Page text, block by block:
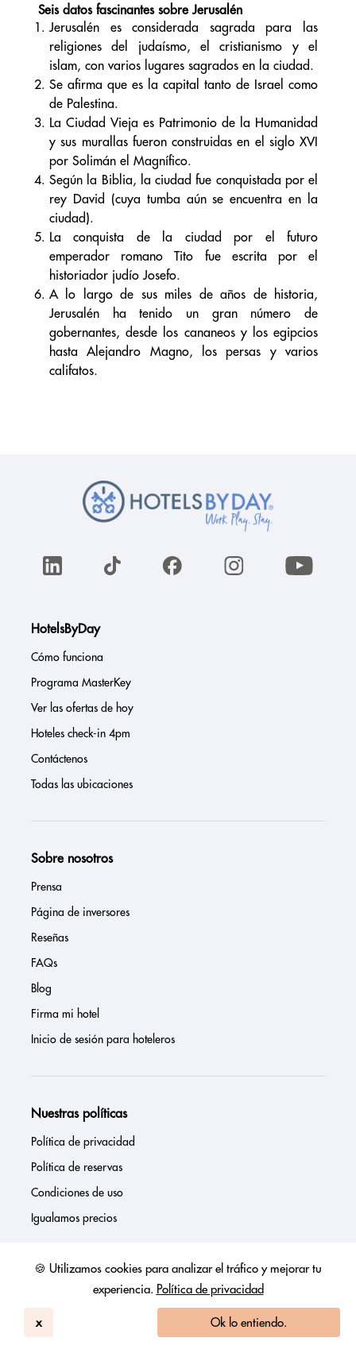
🍪 Utilizamos cookies para analizar el tráfico y mejorar tu
experiencia. Política de privacidad
x Ok lo entiendo.
Seis datos fascinantes sobre Jerusalén
Jerusalén es considerada sagrada para las
religiones del judaísmo, el cristianismo y el
islam, con varios lugares sagrados en la ciudad.
Se afirma que es la capital tanto de Israel como
de Palestina.
La Ciudad Vieja es Patrimonio de la Humanidad
y sus murallas fueron construidas en el siglo XVI
por Solimán el Magnífico.
Según la Biblia, la ciudad fue conquistada por el
rey David (cuya tumba aún se encuentra en la
ciudad).
La conquista de la ciudad por el futuro
emperador romano Tito fue escrita por el
historiador judío Josefo.
A lo largo de sus miles de años de historia,
Jerusalén ha tenido un gran número de
gobernantes, desde los cananeos y los egipcios
hasta Alejandro Magno, los persas y varios
califatos.
HotelsByDay
Cómo funciona
Programa MasterKey
Ver las ofertas de hoy
Hoteles check-in 4pm
Contáctenos
Todas las ubicaciones
Sobre nosotros
Prensa
Página de inversores
Reseñas
FAQs
Blog
Firma mi hotel
Inicio de sesión para hoteleros
Nuestras políticas
Política de privacidad
Política de reservas
Condiciones de uso
Igualamos precios
¡Mantente en contacto!
¡Sea el primero en enterarse de ofertas especiales, nuevos y